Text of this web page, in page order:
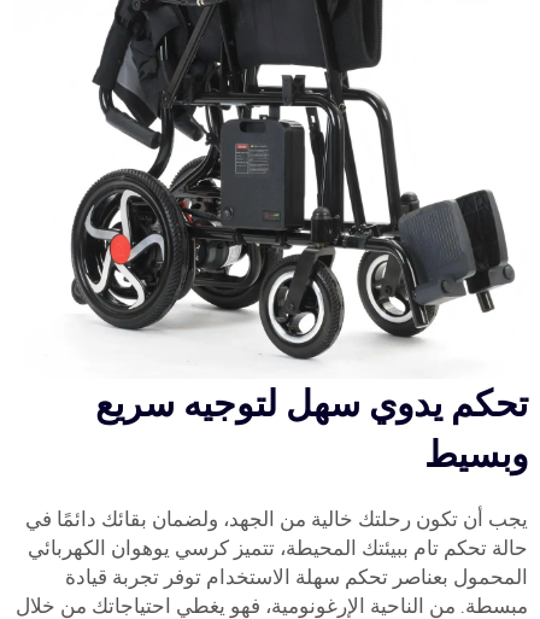
تحكم يدوي سهل لتوجيه سريع
وبسيط
يجب أن تكون رحلتك خالية من الجهد، ولضمان بقائك دائمًا في
حالة تحكم تام ببيئتك المحيطة، تتميز كرسي يوهوان الكهربائي
المحمول بعناصر تحكم سهلة الاستخدام توفر تجربة قيادة
مبسطة. من الناحية الإرغونومية، فهو يغطي احتياجاتك من خلال